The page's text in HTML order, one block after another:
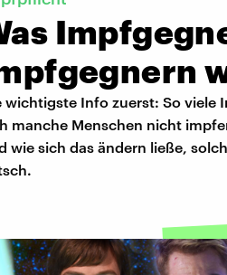
wichtigste Info zuerst: So viele
manche Menschen nicht
wie sich das ändern ließe,